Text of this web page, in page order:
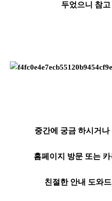
두었으니 참
중간에 궁금 하시거
홈페이지 방문 또는
친절한 안내 도와